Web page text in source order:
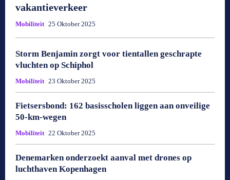
vakantieverkeer
Mobiliteit 25 Oktober 2025
Storm Benjamin zorgt voor tientallen geschrapte
vluchten op Schiphol
Mobiliteit 23 Oktober 2025
Fietsersbond: 162 basisscholen liggen aan onveilige
50-km-wegen
Mobiliteit 22 Oktober 2025
Denemarken onderzoekt aanval met drones op
luchthaven Kopenhagen